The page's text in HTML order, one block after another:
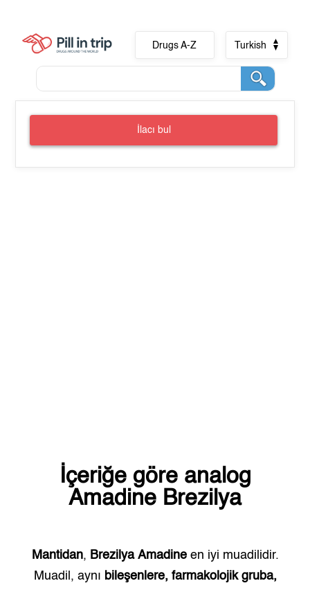
Drugs A-Z Turkish
İlacı bul
İçeriğe göre analog
Amadine Brezilya
Mantidan, Brezilya Amadineen iyi muadilidir.
Muadil, aynı bileşenlere, farmakolojik gruba,